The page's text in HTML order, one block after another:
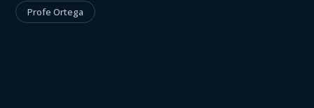
Profe Ortega